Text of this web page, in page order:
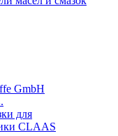
GmbH
для
CLAAS